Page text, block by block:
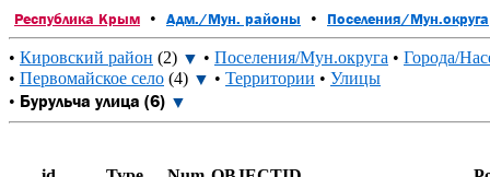
Республика Крым • Адм./Мун. районы • Поселения/Мун.округа
• Кировский район (2) ▼ • Поселения/Мун.округа • Города/
• Первомайское село (4) ▼ • Территории • Улицы
• Бурульча улица (6) ▼